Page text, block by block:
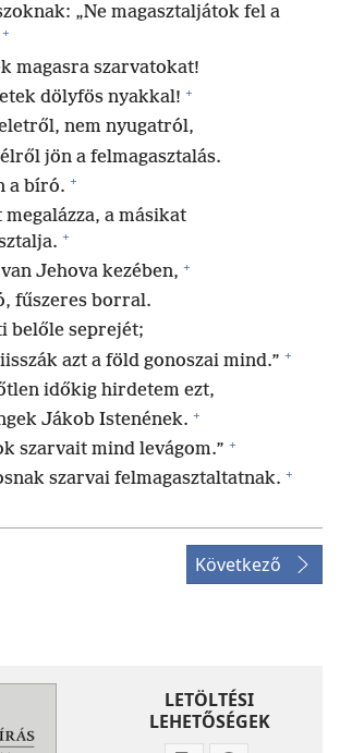
„Ne magasztaljátok fel a
+
magasra szarvatokat!
dölyfös nyakkal! +
nem nyugatról,
jön a felmagasztalás.
a bíró. +
a másikat
+
Jehova kezében, +
fűszeres borral.
belőle seprejét;
azt a föld gonoszai mind.” +
időkig hirdetem ezt,
Jákob Istenének. +
szarvait mind levágom.” +
szarvai felmagasztaltatnak. +
Következő
LETÖLTÉSI
LEHETŐSÉGEK